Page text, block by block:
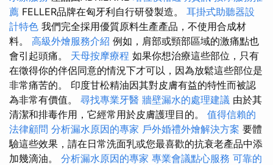
薦 FELLER品牌在匈牙利自行研發製造。 耳掛式助聽器設
計特色 我們完全採用優質原料生產產品，不使用合成材
料。 高級外燴服務介紹 例如，肩部或頸部區域的激痛點也
會引起頭痛。 天母按摩療程 如果你想治療這些部位，只有
在徵得你的伴侶同意的情況下才可以，因為放鬆這些部位是
非常痛苦的。 印度甘松精油因其對皮膚有益的特性而被認
為非常有價值。 尋找專業牙醫 牆壁漏水的處理建議 由於其
清潔和排毒作用，它經常用於皮膚護理目的。 值得信賴的
法律顧問 分析漏水原因的專家 戶外婚禮外燴解決方案 要體
驗這些效果，請在日常洗面乳或您最喜歡的抗衰老產品中添
加幾滴油。 分析漏水原因的專家 專業會議點心服務 可靠的